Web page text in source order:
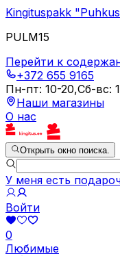
Kingituspakk
PULM15
Перейти к
+372 655 9165
Пн-пт: 10-20,Сб-вс:
Наши магазины
О нас
Открыть окно поиска.
У меня есть
Войти
0
Любимые